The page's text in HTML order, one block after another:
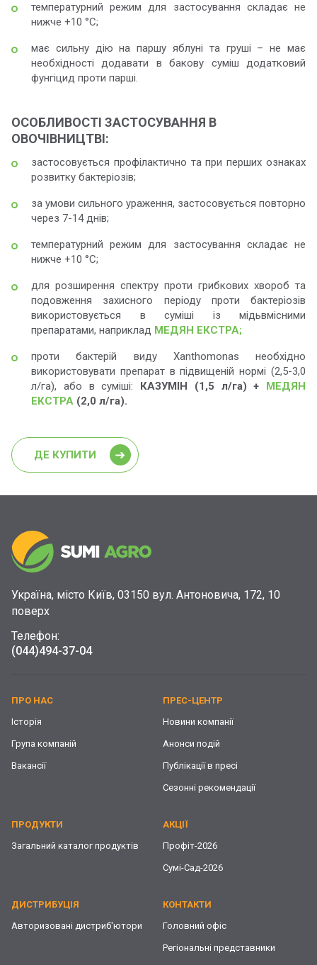
температурний режим для застосування складає не
нижче +10 °С;
має сильну дію на паршу яблуні та груші – не має
необхідності додавати в бакову суміш додатковий
фунгіцид проти парші.
ОСОБЛИВОСТІ ЗАСТОСУВАННЯ В
ОВОЧІВНИЦТВІ:
застосовується профілактично та при перших ознаках
розвитку бактеріозів;
за умови сильного ураження, застосовується повторно
через 7-14 днів;
температурний режим для застосування складає не
нижче +10 °С;
для розширення спектру проти грибкових хвороб та
подовження захисного періоду проти бактеріозів
використовується в суміші із мідьвмісними
препаратами, наприклад МЕДЯН ЕКСТРА;
проти бактерій виду Xanthomonas необхідно
використовувати препарат в підвищеній нормі (2,5-3,0
л/га), або в суміші: КАЗУМІН (1,5 л/га) + МЕДЯН
ЕКСТРА (2,0 л/га).
ДЕ КУПИТИ
Україна, місто Київ, 03150 вул. Антоновича, 172, 10
поверх
Телефон:
(044)494-37-04
ПРО НАС
Історія
Група компаній
Вакансії
ПРЕС-ЦЕНТР
Новини компанії
Анонси подій
Публікації в пресі
Сезонні рекомендації
ПРОДУКТИ
Загальний каталог продуктів
АКЦІЇ
Профіт-2026
Сумі-Сад-2026
ДИСТРИБУЦІЯ
Авторизовані дистриб'ютори
КОНТАКТИ
Головний офіс
Регіональні представники